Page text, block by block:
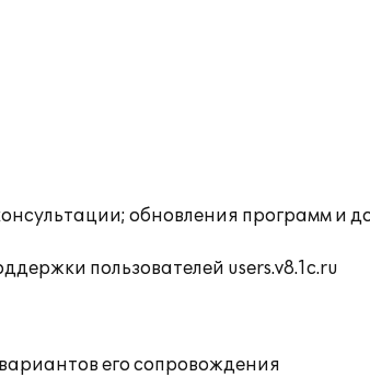
обновления программ и
пользователей users.v8.1c.ru
его сопровождения